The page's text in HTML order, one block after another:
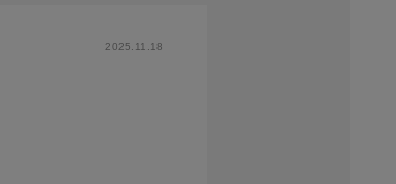
2025.11.18